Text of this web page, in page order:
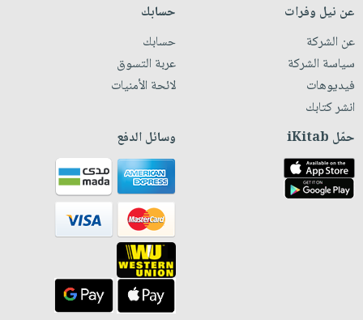
عن نيل وفرات
عن الشركة
سياسة الشركة
فيديوهات
انشر كتابك
حسابك
حسابك
عربة التسوق
لائحة الأمنيات
حمّل iKitab وسائل الدفع